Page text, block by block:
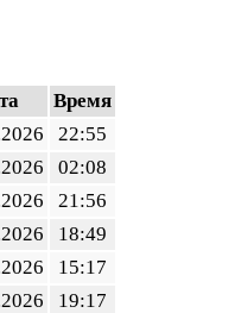
Время
22:55
02:08
21:56
18:49
15:17
19:17